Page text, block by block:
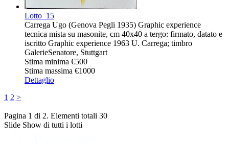
Lotto 15
Carrega Ugo (Genova Pegli 1935) Graphic experience
tecnica mista su masonite, cm 40x40 a tergo: firmato, datato e
iscritto Graphic experience 1963 U. Carrega; timbro
GalerieSenatore, Stuttgart
Stima minima €500
Stima massima €1000
Dettaglio
1 2 >
Pagina 1 di 2. Elementi totali 30
Slide Show di tutti i lotti